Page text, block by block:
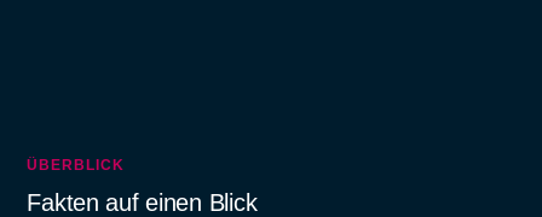
ÜBERBLICK
Fakten auf einen Blick